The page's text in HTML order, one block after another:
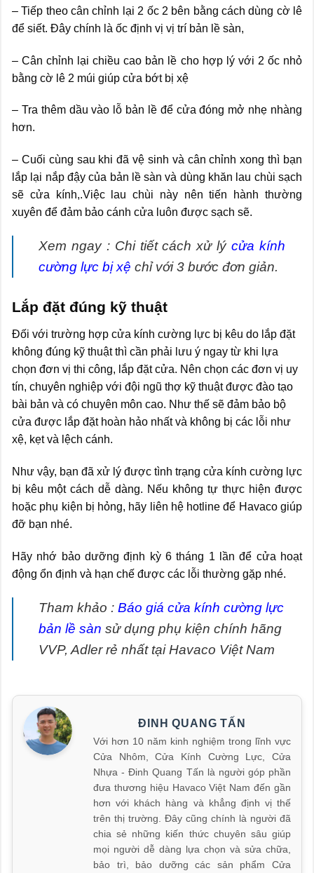
– Tiếp theo cân chỉnh lại 2 ốc 2 bên bằng cách dùng cờ lê
để siết. Đây chính là ốc định vị vị trí bản lề sàn,
– Cân chỉnh lại chiều cao bản lề cho hợp lý với 2 ốc nhỏ
bằng cờ lê 2 múi giúp cửa bớt bị xệ
– Tra thêm dầu vào lỗ bản lề để cửa đóng mở nhẹ nhàng
hơn.
– Cuối cùng sau khi đã vệ sinh và cân chỉnh xong thì bạn
lắp lại nắp đậy của bản lề sàn và dùng khăn lau chùi sạch
sẽ cửa kính,.Việc lau chùi này nên tiến hành thường
xuyên để đảm bảo cánh cửa luôn được sạch sẽ.
Xem ngay : Chi tiết cách xử lýcửa kính
cường lực bị xệ chỉ với 3 bước đơn giản.
Lắp đặt đúng kỹ thuật
Đối với trường hợp cửa kính cường lực bị kêu do lắp đặt
không đúng kỹ thuật thì cần phải lưu ý ngay từ khi lựa
chọn đơn vị thi công, lắp đặt cửa. Nên chọn các đơn vị uy
tín, chuyên nghiệp với đội ngũ thợ kỹ thuật được đào tạo
bài bản và có chuyên môn cao. Như thế sẽ đảm bảo bộ
cửa được lắp đặt hoàn hảo nhất và không bị các lỗi như
xệ, kẹt và lệch cánh.
Như vậy, bạn đã xử lý được tình trạng cửa kính cường lực
bị kêu một cách dễ dàng. Nếu không tự thực hiện được
hoặc phụ kiện bị hỏng, hãy liên hệ hotline để Havaco giúp
đỡ bạn nhé.
Hãy nhớ bảo dưỡng định kỳ 6 tháng 1 lần để cửa hoạt
động ổn định và hạn chế được các lỗi thường gặp nhé.
Tham khảo : Báo giá cửa kính cường lực
bản lề sàn sử dụng phụ kiện chính hãng
VVP, Adler rẻ nhất tại Havaco Việt Nam
ĐINH QUANG TẤN
Với hơn 10 năm kinh nghiệm trong lĩnh vực
Cửa Nhôm, Cửa Kính Cường Lực, Cửa
Nhựa - Đinh Quang Tấn là người góp phần
đưa thương hiệu Havaco Việt Nam đến gần
hơn với khách hàng và khẳng định vị thế
trên thị trường. Đây cũng chính là người đã
chia sẻ những kiến thức chuyên sâu giúp
mọi người dễ dàng lựa chọn và sửa chữa,
bảo trì, bảo dưỡng các sản phẩm Cửa